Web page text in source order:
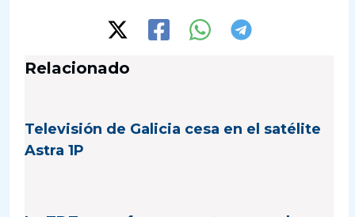
Relacionado
Televisión de Galicia cesa en el satélite
Astra 1P